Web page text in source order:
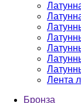
Лента
Бронза